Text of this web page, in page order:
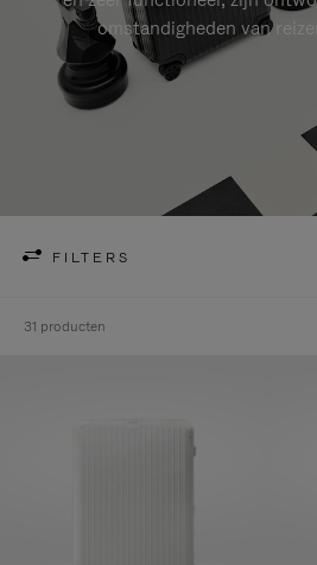
omstandigheden van
FILTERS
31 producten